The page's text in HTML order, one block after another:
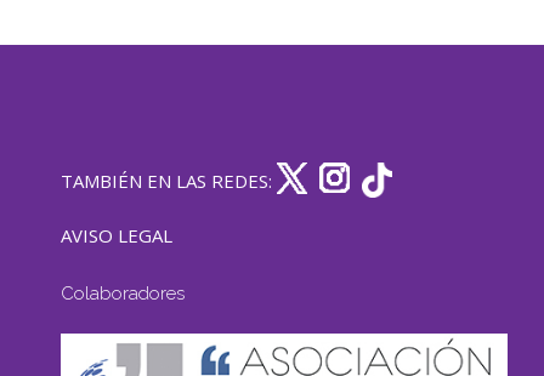
TAMBIÉN EN LAS REDES:
AVISO LEGAL
Colaboradores